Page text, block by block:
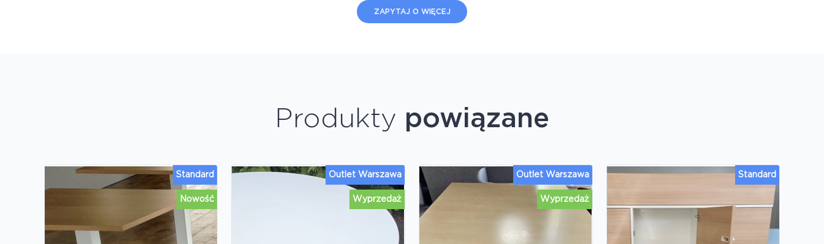
ZAPYTAJ O WIĘCEJ
Produkty powiązane
Nowość
Standard
Wyprzedaż
Outlet Warszawa
Wyprzedaż
Outlet Warszawa Standard